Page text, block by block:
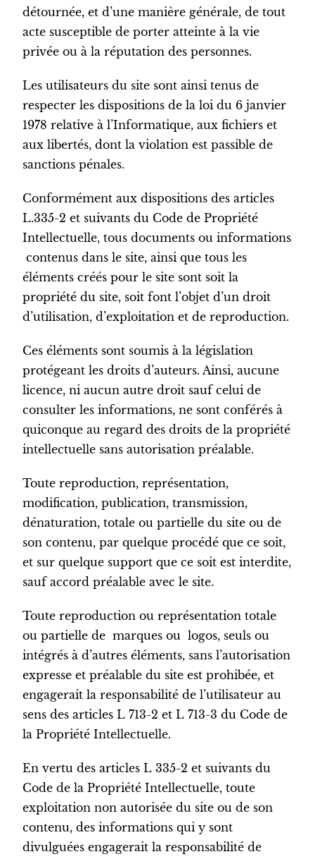
détournée, et d’une manière générale, de tout
acte susceptible de porter atteinte à la vie
privée ou à la réputation des personnes.
Les utilisateurs du site sont ainsi tenus de
respecter les dispositions de la loi du 6 janvier
1978 relative à l’Informatique, aux fichiers et
aux libertés, dont la violation est passible de
sanctions pénales.
Conformément aux dispositions des articles
L.335-2 et suivants du Code de Propriété
Intellectuelle, tous documents ou informations
contenus dans le site, ainsi que tous les
éléments créés pour le site sont soit la
propriété du site, soit font l’objet d’un droit
d’utilisation, d’exploitation et de reproduction.
Ces éléments sont soumis à la législation
protégeant les droits d’auteurs. Ainsi, aucune
licence, ni aucun autre droit sauf celui de
consulter les informations, ne sont conférés à
quiconque au regard des droits de la propriété
intellectuelle sans autorisation préalable.
Toute reproduction, représentation,
modification, publication, transmission,
dénaturation, totale ou partielle du site ou de
son contenu, par quelque procédé que ce soit,
et sur quelque support que ce soit est interdite,
sauf accord préalable avec le site.
Toute reproduction ou représentation totale
ou partielle de marques ou logos, seuls ou
intégrés à d’autres éléments, sans l’autorisation
expresse et préalable du site est prohibée, et
engagerait la responsabilité de l’utilisateur au
sens des articles L 713-2 et L 713-3 du Code de
la Propriété Intellectuelle.
En vertu des articles L 335-2 et suivants du
Code de la Propriété Intellectuelle, toute
exploitation non autorisée du site ou de son
contenu, des informations qui y sont
divulguées engagerait la responsabilité de